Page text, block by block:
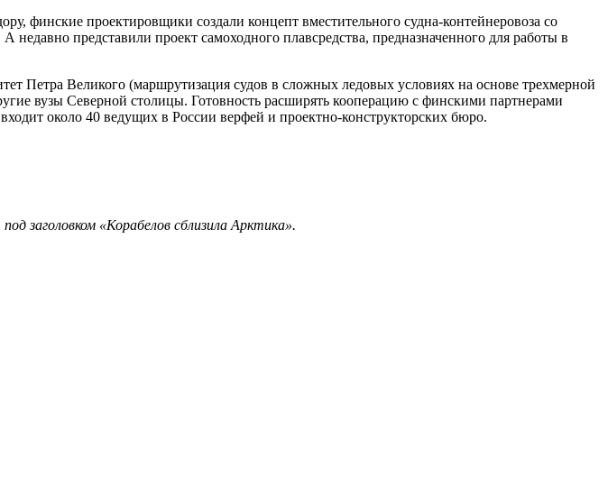
финские проектировщики создали концепт вместительного судна-контейнеровоза со
представили проект самоходного плавсредства, предназначенного для работы в
Петра Великого (маршрутизация судов в сложных ледовых условиях на основе трехмерной
вузы Северной столицы. Готовность расширять кооперацию с финскими партнерами
около 40 ведущих в России верфей и проектно-конструкторских бюро.
заголовком «Корабелов сблизила Арктика».